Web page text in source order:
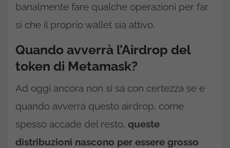
banalmente fare qualche operazioni per far
si che il proprio wallet sia attivo.
Quando avverrà l’Airdrop del
token di Metamask?
Ad oggi ancora non si sa con certezza se e
quando avverrà questo airdrop, come
spesso accade del resto, queste
distribuzioni nascono per essere grosso